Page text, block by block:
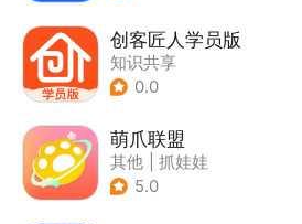
创客匠人学员版
知识共享
0.0
萌爪联盟
其他
抓娃娃
5.0